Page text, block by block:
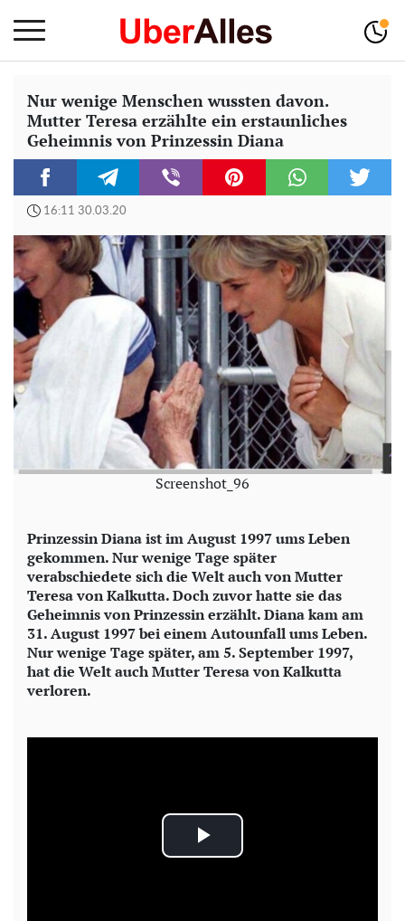
Nur wenige Menschen wussten davon.
Mutter Teresa erzählte ein erstaunliches
Geheimnis von Prinzessin Diana
16:11 30.03.20
Screenshot_96
Prinzessin Diana ist im August 1997 ums Leben
gekommen. Nur wenige Tage später
verabschiedete sich die Welt auch von Mutter
Teresa von Kalkutta. Doch zuvor hatte sie das
Geheimnis von Prinzessin erzählt. Diana kam am
31. August 1997 bei einem Autounfall ums Leben.
Nur wenige Tage später, am 5. September 1997,
hat die Welt auch Mutter Teresa von Kalkutta
verloren.
P